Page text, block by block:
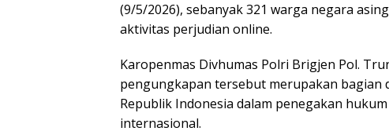
(9/5/2026), sebanyak 321 warga negara
aktivitas perjudian online.
Karopenmas Divhumas Polri Brigjen Pol.
pengungkapan tersebut merupakan bagian
Republik Indonesia dalam penegakan
internasional.